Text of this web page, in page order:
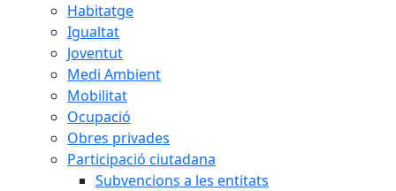
Habitatge
Igualtat
Joventut
Medi Ambient
Mobilitat
Ocupació
Obres privades
Participació ciutadana
Subvencions a les entitats